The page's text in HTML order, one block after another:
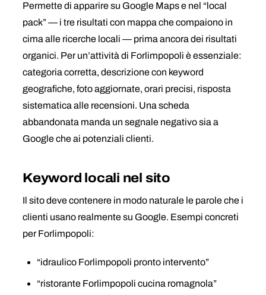
Permette di apparire su Google Maps e nel “local
pack” — i tre risultati con mappa che compaiono in
cima alle ricerche locali — prima ancora dei risultati
organici. Per un’attività di Forlimpopoli è essenziale:
categoria corretta, descrizione con keyword
geografiche, foto aggiornate, orari precisi, risposta
sistematica alle recensioni. Una scheda
abbandonata manda un segnale negativo sia a
Google che ai potenziali clienti.
Keyword locali nel sito
Il sito deve contenere in modo naturale le parole che i
clienti usano realmente su Google. Esempi concreti
per Forlimpopoli:
“idraulico Forlimpopoli pronto intervento”
“ristorante Forlimpopoli cucina romagnola”